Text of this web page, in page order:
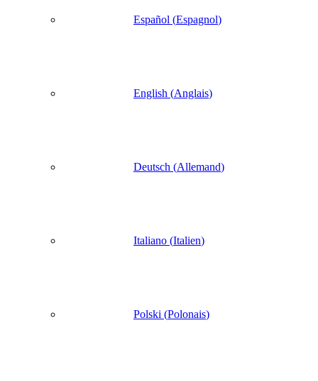
Español (Espagnol)
English (Anglais)
Deutsch (Allemand)
Italiano (Italien)
Polski (Polonais)